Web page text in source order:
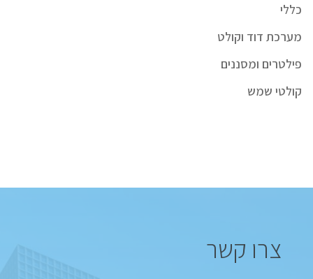
כללי
מערכת דוד וקולט
פילטרים ומסננים
קולטי שמש
צרו קשר